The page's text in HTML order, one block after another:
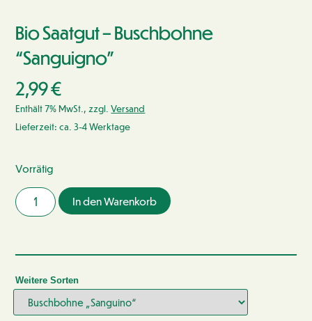
Bio Saatgut – Buschbohne
“Sanguigno”
2,99€
Enthält 7% MwSt., zzgl.Versand
Lieferzeit: ca. 3-4 Werktage
Vorrätig
In den Warenkorb
Weitere Sorten